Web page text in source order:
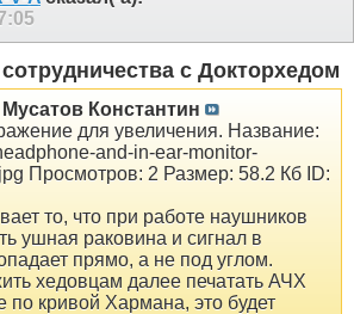
с Докторхедом
Мусатов Константин
для увеличения. Название:
and-in-ear-monitor-
Просмотров: 2 Размер: 58.2 Кб ID:
то, что при работе наушников
ушная раковина и сигнал в
прямо, а не под углом.
хедовцам далее печатать АЧХ
кривой Хармана, это будет